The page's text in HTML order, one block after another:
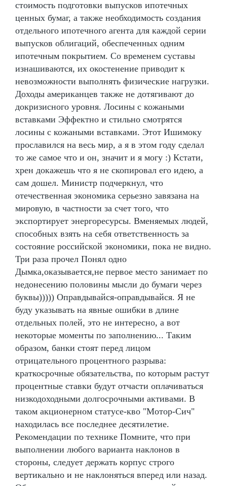
стоимость подготовки выпусков ипотечных
ценных бумаг, а также необходимость создания
отдельного ипотечного агента для каждой серии
выпусков облигаций, обеспеченных одним
ипотечным покрытием. Со временем суставы
изнашиваются, их окостенение приводит к
невозможности выполнять физические нагрузки.
Доходы американцев также не дотягивают до
докризисного уровня. Лосины с кожаными
вставками Эффектно и стильно смотрятся
лосины с кожаными вставками. Этот Ишимоку
прославился на весь мир, а я в этом году сделал
то же самое что и он, значит и я могу :) Кстати,
хрен докажешь что я не скопировал его идею, а
сам дошел. Министр подчеркнул, что
отечественная экономика серьезно завязана на
мировую, в частности за счет того, что
экспортирует энергоресурсы. Вменяемых людей,
способных взять на себя ответственность за
состояние российской экономики, пока не видно.
Три раза прочел Понял одно
Дымка,оказывается,не первое место занимает по
недонесению половины мысли до бумаги через
буквы))))) Оправдывайся-оправдывайся. Я не
буду указывать на явные ошибки в длине
отдельных полей, это не интересно, а вот
некоторые моменты по заполнению... Таким
образом, банки стоят перед лицом
отрицательного процентного разрыва:
краткосрочные обязательства, по которым растут
процентные ставки будут отчасти оплачиваться
низкодоходными долгосрочными активами. В
таком акционерном статусе-кво "Мотор-Сич"
находилась все последнее десятилетие.
Рекомендации по технике Помните, что при
выполнении любого варианта наклонов в
стороны, следует держать корпус строго
вертикально и не наклоняться вперед или назад.